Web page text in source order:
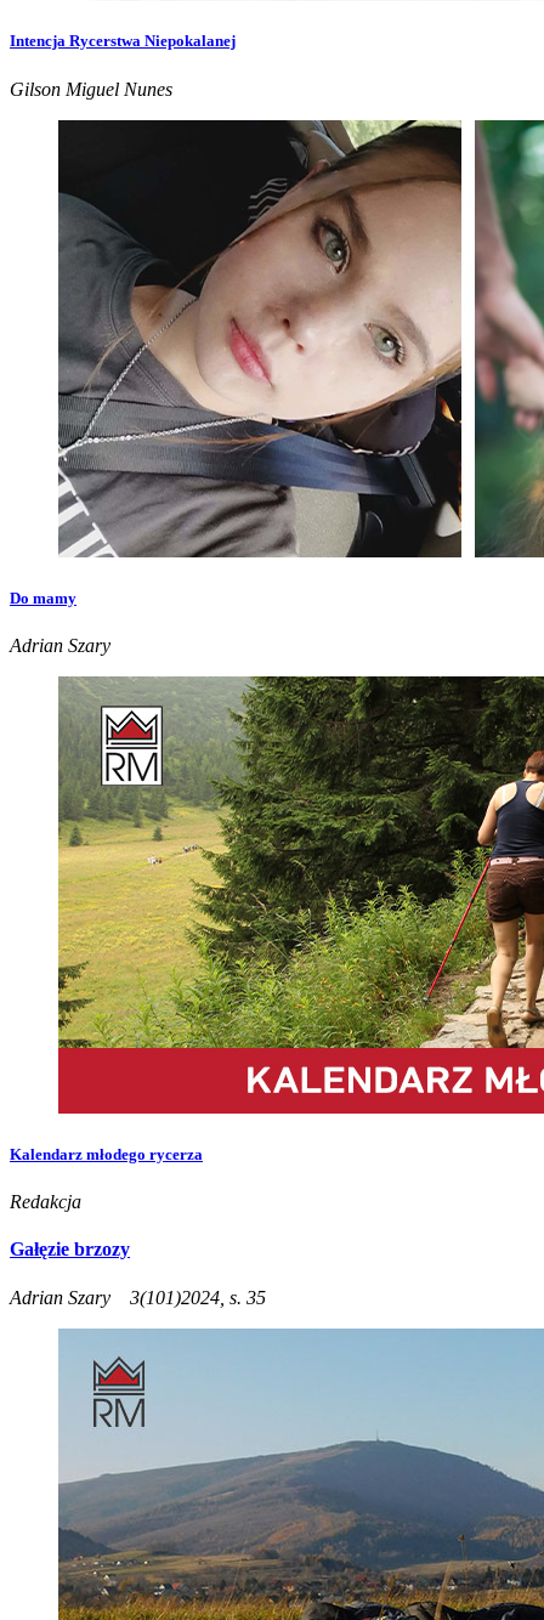
Intencja Rycerstwa Niepokalanej
Gilson Miguel Nunes
Do mamy
Adrian Szary
Kalendarz młodego rycerza
Redakcja
Gałęzie brzozy
Adrian Szary 3(101)2024, s. 35